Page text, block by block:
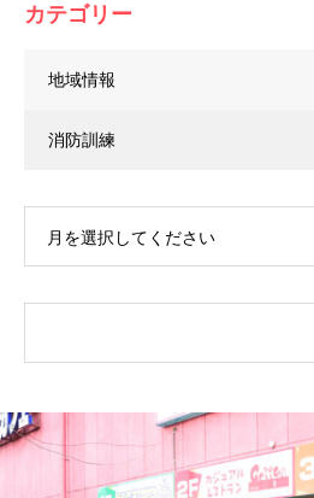
カテゴリー
地域情報
消防訓練
月を選択してください